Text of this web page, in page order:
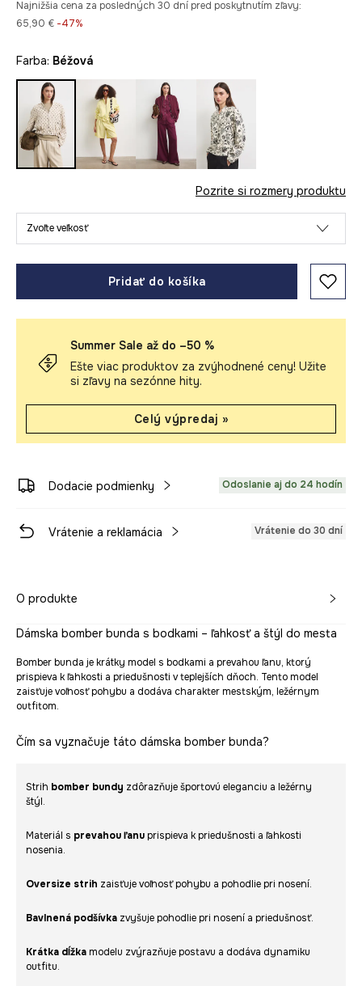
Najnižšia cena za posledných 30 dní pred poskytnutím zľavy:
65,90 € -47%
Farba: béžová
Pozrite si rozmery produktu
Zvoľte veľkosť
Pridať do košíka
Summer Sale až do –50 %
Ešte viac produktov za zvýhodnené ceny! Užite
si zľavy na sezónne hity.
Celý výpredaj »
Dodacie podmienky Odoslanie aj do 24 hodín
Vrátenie a reklamácia Vrátenie do 30 dní
O produkte
Dámska bomber bunda s bodkami – ľahkosť a štýl do mesta
Bomber bunda je krátky model s bodkami a prevahou ľanu, ktorý
prispieva k ľahkosti a priedušnosti v teplejších dňoch. Tento model
zaisťuje voľnosť pohybu a dodáva charakter mestským, ležérnym
outfitom.
Čím sa vyznačuje táto dámska bomber bunda?
Strih bomber bundy zdôrazňuje športovú eleganciu a ležérny
štýl.
Materiál s prevahou ľanu prispieva k priedušnosti a ľahkosti
nosenia.
Oversize strih zaisťuje voľnosť pohybu a pohodlie pri nosení.
Bavlnená podšívka zvyšuje pohodlie pri nosení a priedušnosť.
Krátka dĺžka modelu zvýrazňuje postavu a dodáva dynamiku
outfitu.